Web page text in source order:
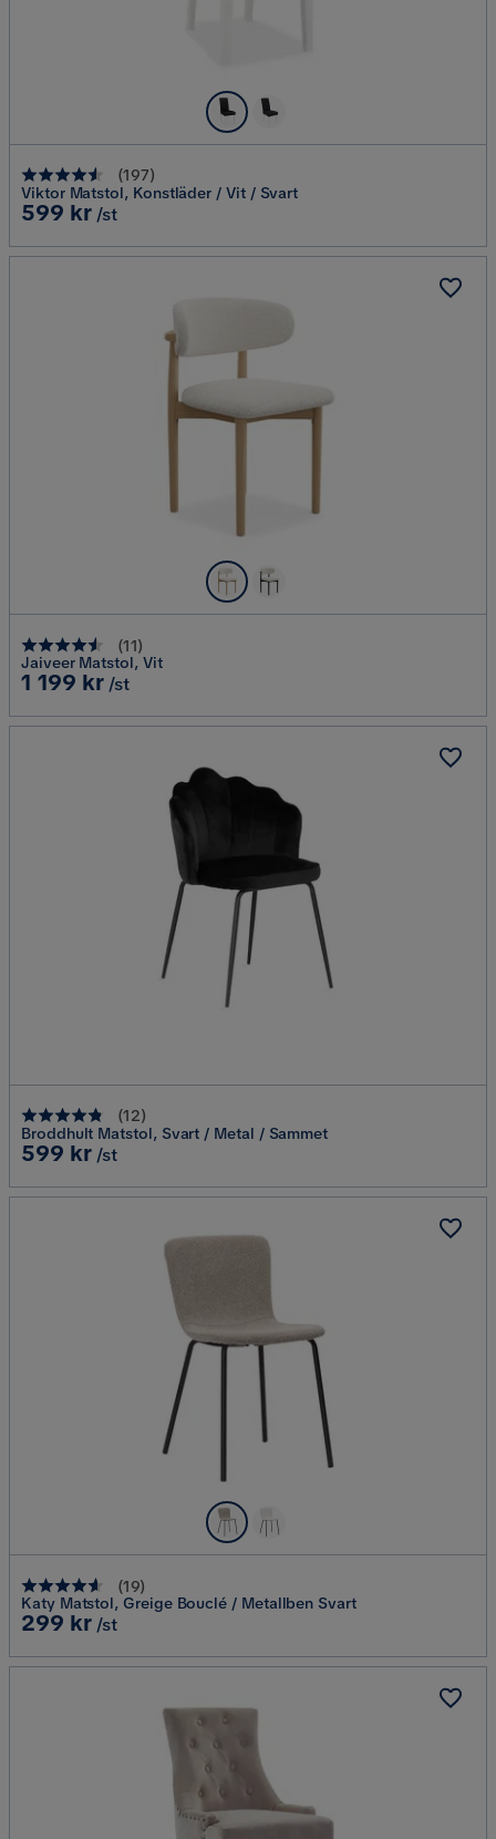
(197)
Viktor Matstol, Konstläder / Vit / Svart
Pris
599 kr /st
(11)
Jaiveer Matstol, Vit
Pris
1 199 kr /st
(12)
Broddhult Matstol, Svart / Metal / Sammet
Pris
599 kr /st
(19)
Katy Matstol, Greige Bouclé / Metallben Svart
Pris
299 kr /st